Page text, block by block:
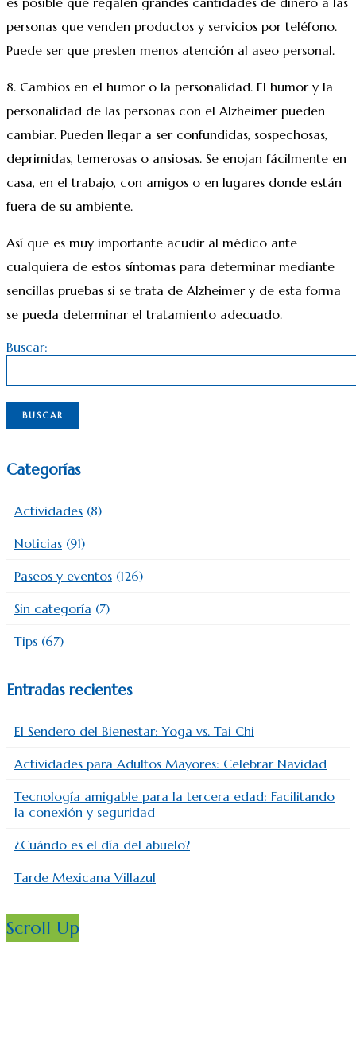
personas que venden productos y servicios por teléfono.
Puede ser que presten menos atención al aseo personal.
8. Cambios en el humor o la personalidad. El humor y la
personalidad de las personas con el Alzheimer pueden
cambiar. Pueden llegar a ser confundidas, sospechosas,
deprimidas, temerosas o ansiosas. Se enojan fácilmente en
casa, en el trabajo, con amigos o en lugares donde están
fuera de su ambiente.
Así que es muy importante acudir al médico ante
cualquiera de estos síntomas para determinar mediante
sencillas pruebas si se trata de Alzheimer y de esta forma
se pueda determinar el tratamiento adecuado.
Buscar:
Categorías
Actividades (8)
Noticias (91)
Paseos y eventos (126)
Sin categoría (7)
Tips (67)
Entradas recientes
El Sendero del Bienestar: Yoga vs. Tai Chi
Actividades para Adultos Mayores: Celebrar Navidad
Tecnología amigable para la tercera edad: Facilitando
la conexión y seguridad
¿Cuándo es el día del abuelo?
Tarde Mexicana Villazul
Scroll Up